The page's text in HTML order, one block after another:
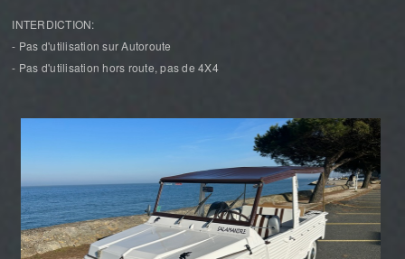
INTERDICTION:
- Pas d'utilisation sur Autoroute
- Pas d'utilisation hors route, pas de 4X4